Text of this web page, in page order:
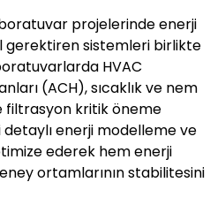
projelerinde enerji
gerektiren sistemleri birlikte
HVAC
(ACH), sıcaklık ve nem
filtrasyon kritik öneme
detaylı enerji modelleme ve
ederek hem enerji
ortamlarının stabilitesini